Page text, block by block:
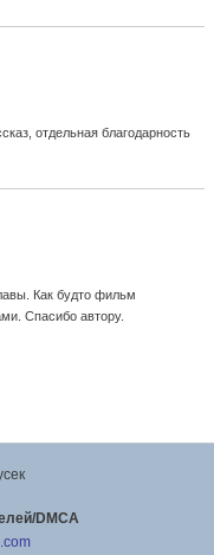
отдельная благодарность
Как будто фильм
Спасибо автору.
DMCA